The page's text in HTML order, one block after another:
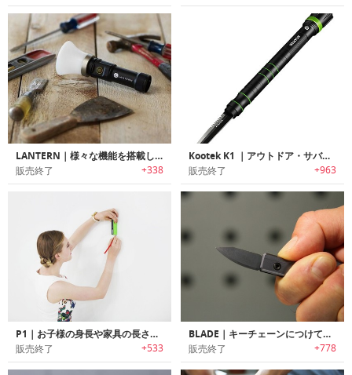
LANTERN｜様々な機能を搭載したアウトドアや自転車でも利用可能なポータブルランタン
販売終了 +338
Kootek K1 ｜アウトドア・サバイバル・緊急時・自己防衛に役立つマルチ機能フラッシュライト「クーテックK1」
販売終了 +963
P1｜お子様の身長や家具の長さを瞬時に計測可能なレーザー式スマートメジャー「ピーワン」
販売終了 +533
BLADE｜キーチェーンにつけて持ち運び可能なチタン製EDCナイフ「ブレード」
販売終了 +778